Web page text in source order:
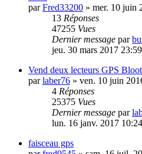
parFred33200 » mer. 10 juin
13 Réponses
47255 Vues
Dernier message par
jeu. 30 mars 2017 23:59
Vend deux lecteurs GPS
parlaber76 » ven. 10 juin
4 Réponses
25375 Vues
Dernier message par
lun. 16 janv. 2017 10:24
faisceau gps